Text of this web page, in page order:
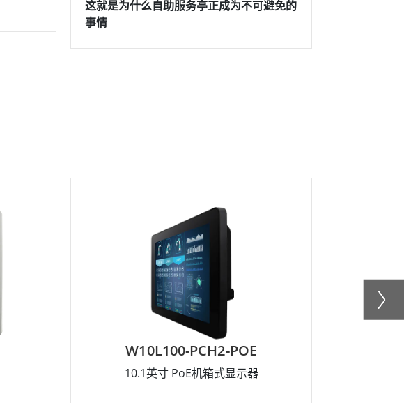
这就是为什么自助服务亭正成为不可避免的
事情
W10L100-PCH2-POE
10.1英寸 PoE机箱式显示器